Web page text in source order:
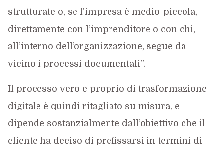
strutturate o, se l’impresa è medio-piccola,
direttamente con l’imprenditore o con chi,
all’interno dell’organizzazione, segue da
vicino i processi documentali”.
Il processo vero e proprio di trasformazione
digitale è quindi ritagliato su misura, e
dipende sostanzialmente dall’obiettivo che il
cliente ha deciso di prefissarsi in termini di